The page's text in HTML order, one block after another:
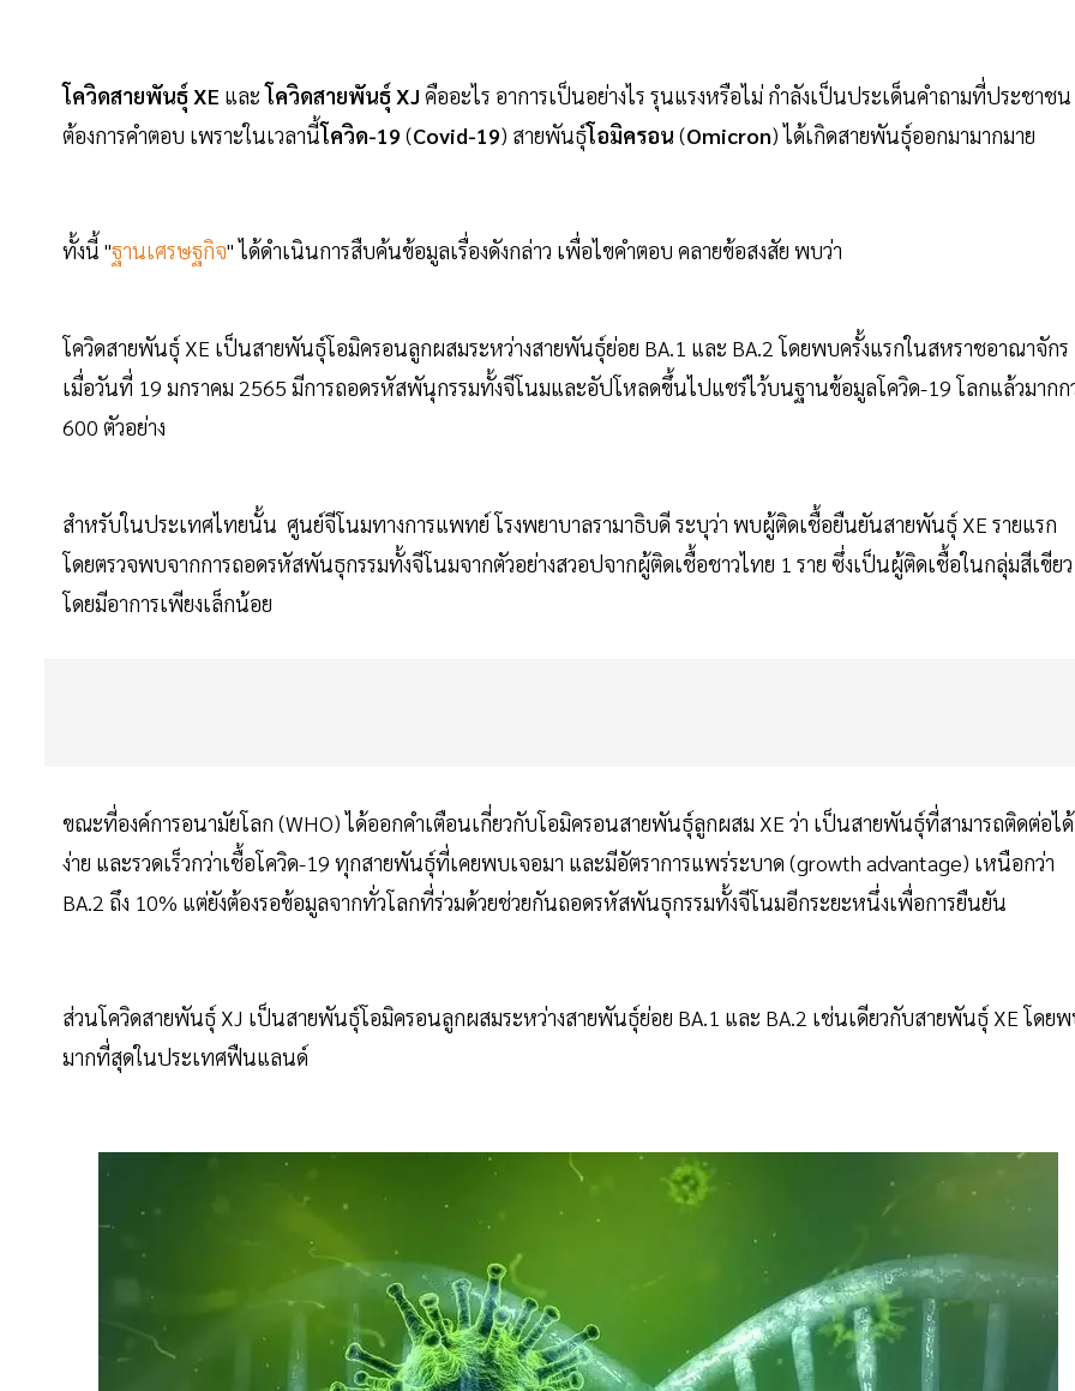
โควิดสายพันธุ์ XE และโควิดสายพันธุ์ XJ คืออะไร อาการเป็นอย่างไร รุนแรงหรือไม่ กำลังเป็นประเด็นคำถามที่ประชาชน
ต้องการคำตอบ เพราะในเวลานี้โควิด-19 (Covid-19) สายพันธุ์โอมิครอน (Omicron) ได้เกิดสายพันธุ์ออกมามากมาย
ทั้งนี้ "ฐานเศรษฐกิจ" ได้ดำเนินการสืบค้นข้อมูลเรื่องดังกล่าว เพื่อไขคำตอบ คลายข้อสงสัย พบว่า
โควิดสายพันธุ์ XE เป็นสายพันธุ์โอมิครอนลูกผสมระหว่างสายพันธุ์ย่อย BA.1 และ BA.2 โดยพบครั้งแรกในสหราชอาณาจักร
เมื่อวันที่ 19 มกราคม 2565 มีการถอดรหัสพันุกรรมทั้งจีโนมและอัปโหลดขึ้นไปแชร์ไว้บนฐานข้อมูลโควิด-19 โลกแล้วมากก
600 ตัวอย่าง
สำหรับในประเทศไทยนั้น ศูนย์จีโนมทางการแพทย์ โรงพยาบาลรามาธิบดี ระบุว่า พบผู้ติดเชื้อยืนยันสายพันธุ์ XE รายแรก
โดยตรวจพบจากการถอดรหัสพันธุกรรมทั้งจีโนมจากตัวอย่างสวอปจากผู้ติดเชื้อชาวไทย 1 ราย ซึ่งเป็นผู้ติดเชื้อในกลุ่มสีเขียว
โดยมีอาการเพียงเล็กน้อย
ขณะที่องค์การอนามัยโลก (WHO) ได้ออกคำเตือนเกี่ยวกับโอมิครอนสายพันธุ์ลูกผสม XE ว่า เป็นสายพันธุ์ที่สามารถติดต่อได้
ง่าย และรวดเร็วกว่าเชื้อโควิด-19 ทุกสายพันธุ์ที่เคยพบเจอมา และมีอัตราการแพร่ระบาด (growth advantage) เหนือกว่า
BA.2 ถึง 10% แต่ยังต้องรอข้อมูลจากทั่วโลกที่ร่วมด้วยช่วยกันถอดรหัสพันธุกรรมทั้งจีโนมอีกระยะหนึ่งเพื่อการยืนยัน
ส่วนโควิดสายพันธุ์ XJ เป็นสายพันธุ์โอมิครอนลูกผสมระหว่างสายพันธุ์ย่อย BA.1 และ BA.2 เช่นเดียวกับสายพันธุ์ XE โดย
มากที่สุดในประเทศฟืนแลนด์